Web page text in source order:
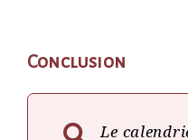
Conclusion
Le